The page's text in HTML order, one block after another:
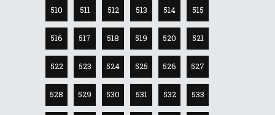
510 511 512 513 514 515
516 517 518 519 520 521
522 523 524 525 526 527
528 529 530 531 532 533